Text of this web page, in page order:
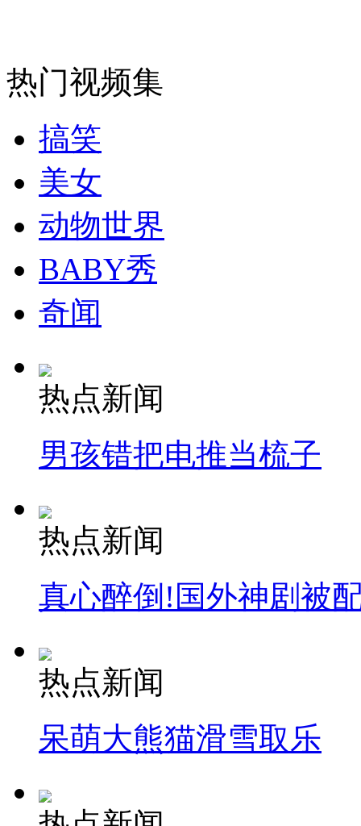
司机酒驾遇交警 急速倒车逃窜
热门视频集
搞笑
美女
动物世界
BABY秀
奇闻
热点新闻
男孩错把电推当梳子
热点新闻
真心醉倒!国外神剧被
热点新闻
呆萌大熊猫滑雪取乐